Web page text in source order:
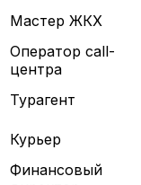
Мастер ЖКХ
Оператор call-
центра
Турагент
Курьер
Финансовый